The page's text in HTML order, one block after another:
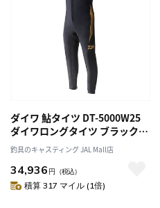
ダイワ 鮎タイツ DT-5000W25
ダイワロングタイツ ブラック
3LA
釣具のキャスティング JAL Mall店
34,936 円 （税込）
積算 317 マイル (1倍)